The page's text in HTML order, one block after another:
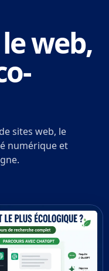
web,
sites web, le
numérique et